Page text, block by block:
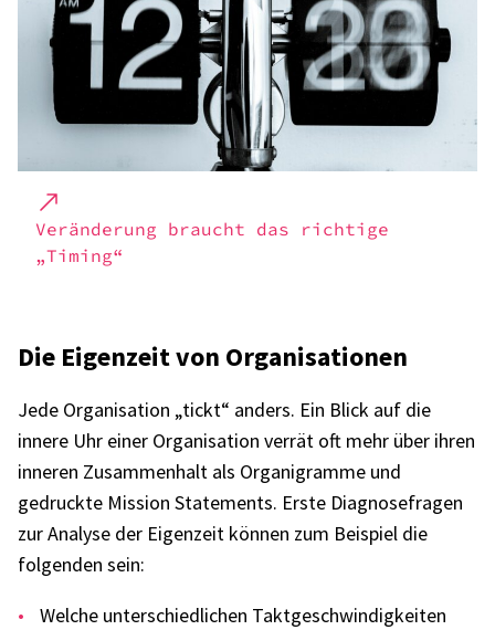
Verän­de­rung braucht das rich­tige
„Timing“
Die Eigen­zeit von Orga­ni­sa­tio­nen
Jede Orga­ni­sa­tion „tickt“ anders. Ein Blick auf die
innere Uhr einer Orga­ni­sa­tion verrät oft mehr über ihren
inne­ren Zusam­men­halt als Orga­ni­gramme und
gedruckte Mission State­ments. Erste Diagno­se­fra­gen
zur Analyse der Eigen­zeit können zum Beispiel die
folgen­den sein:
Welche unter­schied­li­chen Takt­ge­schwin­dig­kei­ten